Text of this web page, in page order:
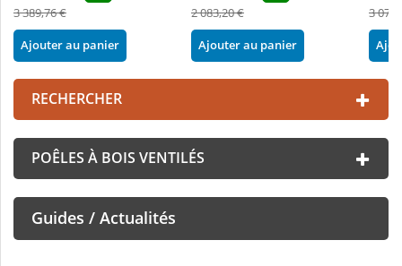
3 389,76 €
Ajouter au panier
2 083,20 €
Ajouter au panier
3
RECHERCHER
POÊLES À BOIS VENTILÉS
Guides / Actualités